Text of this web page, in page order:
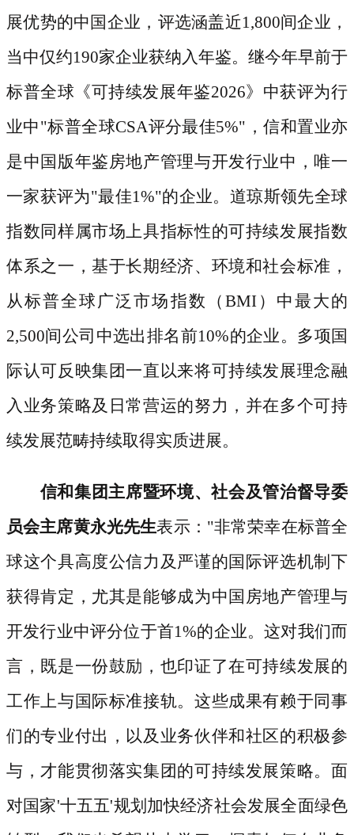
展优势的中国企业，评选涵盖近1,800间企业，
当中仅约190家企业获纳入年鉴。继今年早前于
标普全球《可持续发展年鉴2026》中获评为行
业中"标普全球CSA评分最佳5%"，信和置业亦
是中国版年鉴房地产管理与开发行业中，唯一
一家获评为"最佳1%"的企业。道琼斯领先全球
指数同样属市场上具指标性的可持续发展指数
体系之一，基于长期经济、环境和社会标准，
从标普全球广泛市场指数（BMI）中最大的
2,500间公司中选出排名前10%的企业。多项国
际认可反映集团一直以来将可持续发展理念融
入业务策略及日常营运的努力，并在多个可持
续发展范畴持续取得实质进展。
信和集团主席暨环境、社会及管治督导委
员会主席黄永光先生表示： "非常荣幸在标普全
球这个具高度公信力及严谨的国际评选机制下
获得肯定，尤其是能够成为中国房地产管理与
开发行业中评分位于首1%的企业。这对我们而
言，既是一份鼓励，也印证了在可持续发展的
工作上与国际标准接轨。这些成果有赖于同事
们的专业付出，以及业务伙伴和社区的积极参
与，才能贯彻落实集团的可持续发展策略。面
对国家'十五五'规划加快经济社会发展全面绿色